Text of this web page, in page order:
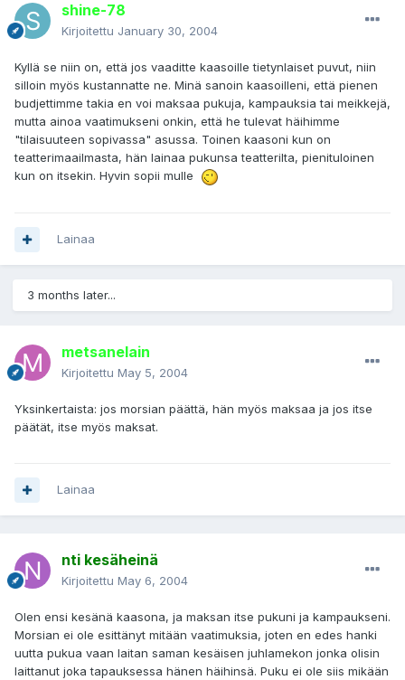
shine-78
Kirjoitettu January 30, 2004
Kyllä se niin on, että jos vaaditte kaasoille tietynlaiset puvut, niin
silloin myös kustannatte ne. Minä sanoin kaasoilleni, että pienen
budjettimme takia en voi maksaa pukuja, kampauksia tai meikkejä,
mutta ainoa vaatimukseni onkin, että he tulevat häihimme
"tilaisuuteen sopivassa" asussa. Toinen kaasoni kun on
teatterimaailmasta, hän lainaa pukunsa teatterilta, pienituloinen
kun on itsekin. Hyvin sopii mulle
Lainaa
3 months later...
metsanelain
Kirjoitettu May 5, 2004
Yksinkertaista: jos morsian päättä, hän myös maksaa ja jos itse
päätät, itse myös maksat.
Lainaa
nti kesäheinä
Kirjoitettu May 6, 2004
Olen ensi kesänä kaasona, ja maksan itse pukuni ja kampaukseni.
Morsian ei ole esittänyt mitään vaatimuksia, joten en edes hanki
uutta pukua vaan laitan saman kesäisen juhlamekon jonka olisin
laittanut joka tapauksessa hänen häihinsä. Puku ei ole siis mikään